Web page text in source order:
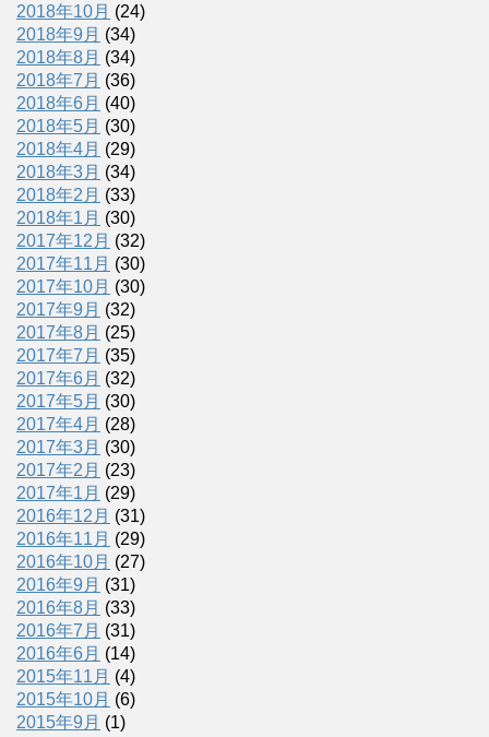
2018年10月 (24)
2018年9月 (34)
2018年8月 (34)
2018年7月 (36)
2018年6月 (40)
2018年5月 (30)
2018年4月 (29)
2018年3月 (34)
2018年2月 (33)
2018年1月 (30)
2017年12月 (32)
2017年11月 (30)
2017年10月 (30)
2017年9月 (32)
2017年8月 (25)
2017年7月 (35)
2017年6月 (32)
2017年5月 (30)
2017年4月 (28)
2017年3月 (30)
2017年2月 (23)
2017年1月 (29)
2016年12月 (31)
2016年11月 (29)
2016年10月 (27)
2016年9月 (31)
2016年8月 (33)
2016年7月 (31)
2016年6月 (14)
2015年11月 (4)
2015年10月 (6)
2015年9月 (1)